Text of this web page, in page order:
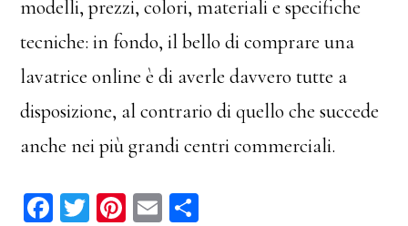
modelli, prezzi, colori, materiali e specifiche
tecniche: in fondo, il bello di comprare una
lavatrice online è di averle davvero tutte a
disposizione, al contrario di quello che succede
anche nei più grandi centri commerciali.
Fa T
Pi E